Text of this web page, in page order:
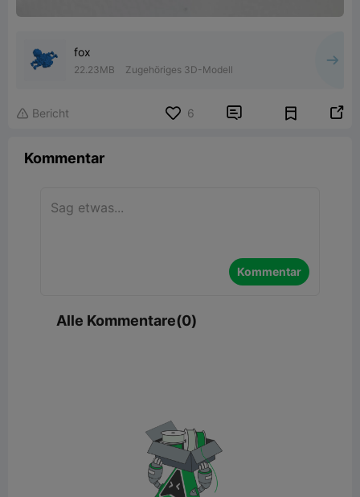
fox
22.23MB Zugehöriges 3D-Modell
 Bericht 6  
Kommentar
Kommentar
Alle Kommentare(0)